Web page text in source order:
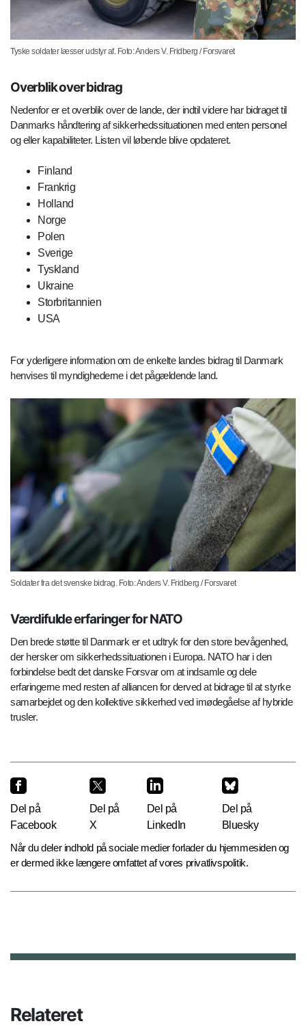
Tyske soldater læsser udstyr af. Foto: Anders V. Fridberg / Forsvaret
Overblik over bidrag
Nedenfor er et overblik over de lande, der indtil videre har bidraget til
Danmarks håndtering af sikkerhedssituationen med enten personel
og eller kapabiliteter. Listen vil løbende blive opdateret.
Finland
Frankrig
Holland
Norge
Polen
Sverige
Tyskland
Ukraine
Storbritannien
USA
For yderligere information om de enkelte landes bidrag til Danmark
henvises til myndighederne i det pågældende land.
Soldater fra det svenske bidrag. Foto: Anders V. Fridberg / Forsvaret
Værdifulde erfaringer for NATO
Den brede støtte til Danmark er et udtryk for den store bevågenhed,
der hersker om sikkerhedssituationen i Europa. NATO har i den
forbindelse bedt det danske Forsvar om at indsamle og dele
erfaringerne med resten af alliancen for derved at bidrage til at styrke
samarbejdet og den kollektive sikkerhed ved imødegåelse af hybride
trusler.
Del på
Facebook
Del på
X
Del på
LinkedIn
Del på
Bluesky
Når du deler indhold på sociale medier forlader du hjemmesiden og
er dermed ikke længere omfattet af vores privatlivspolitik.
Relateret